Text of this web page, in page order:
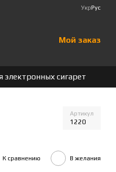
УкрРус
Мой заказ
сигарет
Артикул
1220
К сравнению В желания